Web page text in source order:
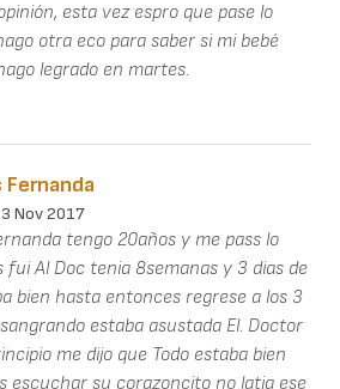
esta vez espro que pase lo
otra eco para saber si mi bebé
legrado en martes.
Fernanda
Nov 2017
tengo 20años y me pass lo
fui Al Doc tenia 8semanas y 3 dias de
bien hasta entonces regrese a los 3
estaba asustada El. Doctor
me dijo que Todo estaba bien
escuchar su corazoncito no latia ese